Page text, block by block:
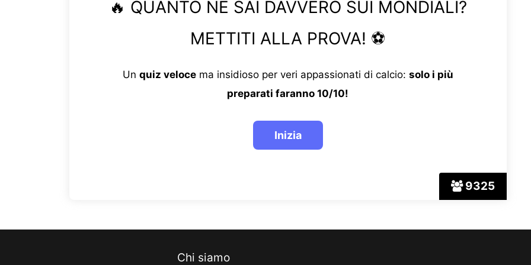
9325
🔥 QUANTO NE SAI DAVVERO SUI MONDIALI?
METTITI ALLA PROVA! ⚽
Un quiz velocema insidioso per veri appassionati di calcio: solo i più
preparati faranno 10/10!
Chi siamo